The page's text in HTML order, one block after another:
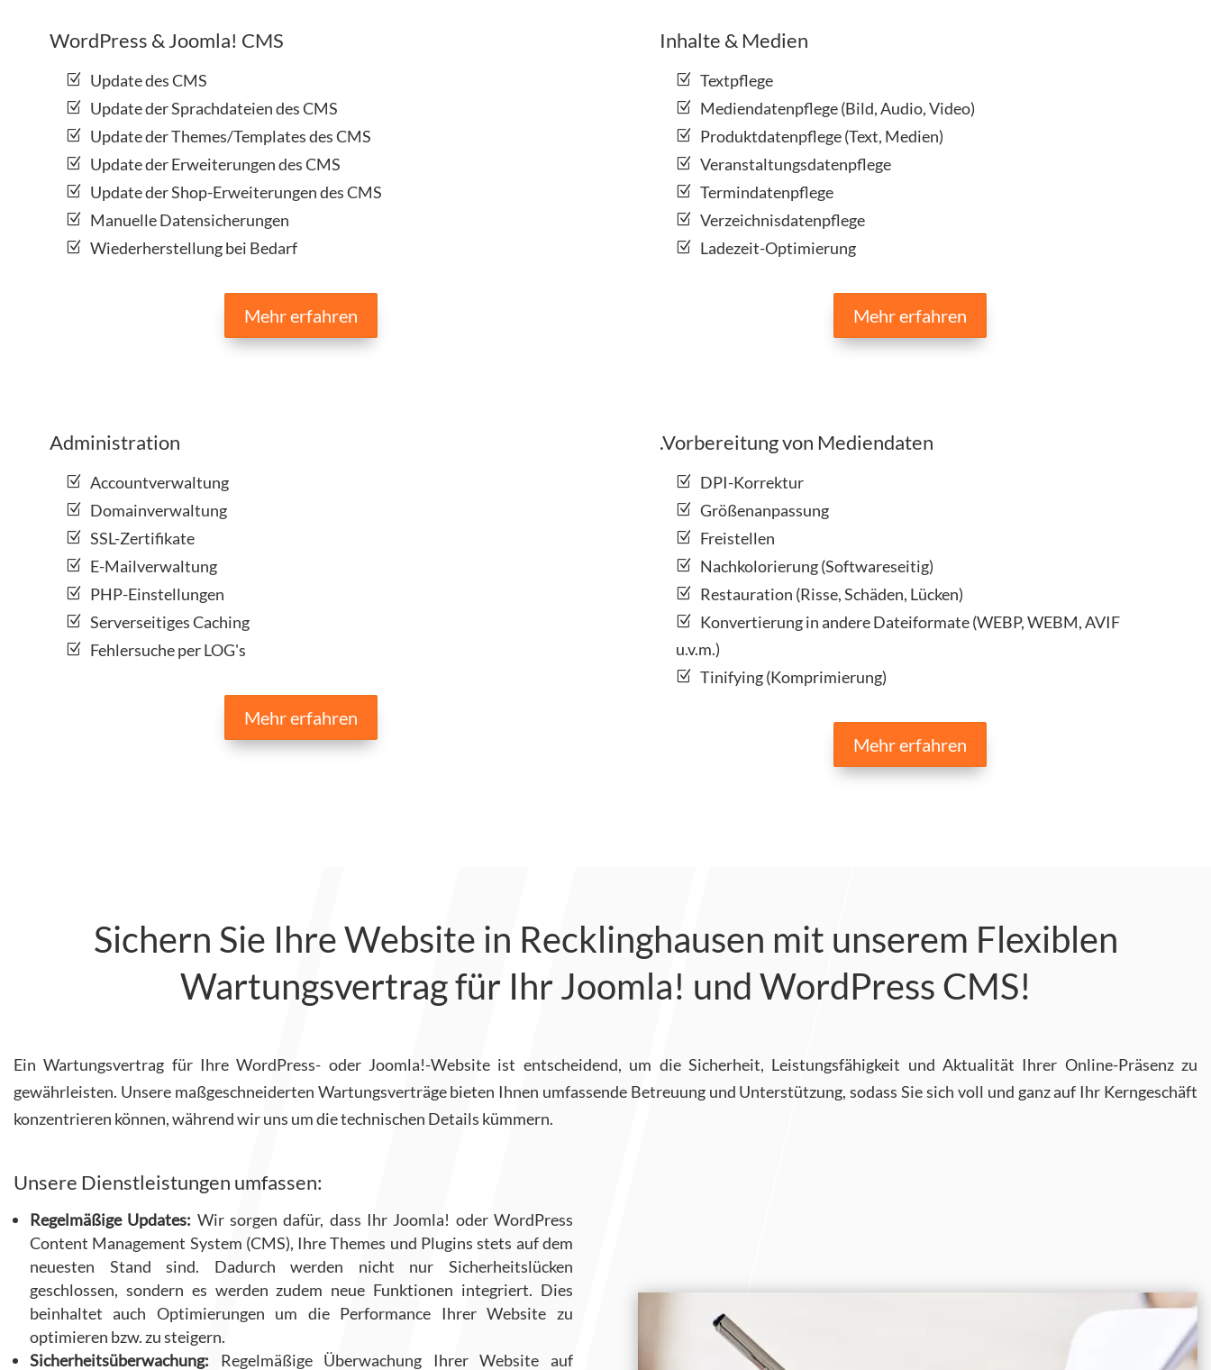
WordPress & Joomla! CMS
Update des CMS
Update der Sprachdateien des CMS
Update der Themes/Templates des CMS
Update der Erweiterungen des CMS
Update der Shop-Erweiterungen des CMS
Manuelle Datensicherungen
Wiederherstellung bei Bedarf
Mehr erfahren
Inhalte & Medien
Textpflege
Mediendatenpflege (Bild, Audio, Video)
Produktdatenpflege (Text, Medien)
Veranstaltungsdatenpflege
Termindatenpflege
Verzeichnisdatenpflege
Ladezeit-Optimierung
Mehr erfahren
Administration
Accountverwaltung
Domainverwaltung
SSL-Zertifikate
E-Mailverwaltung
PHP-Einstellungen
Serverseitiges Caching
Fehlersuche per LOG's
Mehr erfahren
.Vorbereitung von Mediendaten
DPI-Korrektur
Größenanpassung
Freistellen
Nachkolorierung (Softwareseitig)
Restauration (Risse, Schäden, Lücken)
Konvertierung in andere Dateiformate (WEBP, WEBM, AVIF
u.v.m.)
Tinifying (Komprimierung)
Mehr erfahren
Sichern Sie Ihre Website in Recklinghausen mit unserem Flexiblen
Wartungsvertrag für Ihr Joomla! und WordPress CMS!
Ein Wartungsvertrag für Ihre WordPress- oder Joomla!-Website ist entscheidend, um die Sicherheit, Leistungsfähigkeit und Aktualität Ihrer Online-Präsenz zu
gewährleisten. Unsere maßgeschneiderten Wartungsverträge bieten Ihnen umfassende Betreuung und Unterstützung, sodass Sie sich voll und ganz auf Ihr Kerngeschäft
konzentrieren können, während wir uns um die technischen Details kümmern.
Unsere Dienstleistungen umfassen:
Regelmäßige Updates: Wir sorgen dafür, dass Ihr Joomla! oder WordPress
Content Management System (CMS), Ihre Themes und Plugins stets auf dem
neuesten Stand sind. Dadurch werden nicht nur Sicherheitslücken
geschlossen, sondern es werden zudem neue Funktionen integriert. Dies
beinhaltet auch Optimierungen um die Performance Ihrer Website zu
optimieren bzw. zu steigern.
Sicherheitsüberwachung: Regelmäßige Überwachung Ihrer Website auf